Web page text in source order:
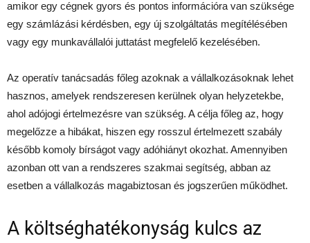
amikor egy cégnek gyors és pontos információra van szüksége
egy számlázási kérdésben, egy új szolgáltatás megítélésében
vagy egy munkavállalói juttatást megfelelő kezelésében.
Az operatív tanácsadás főleg azoknak a vállalkozásoknak lehet
hasznos, amelyek rendszeresen kerülnek olyan helyzetekbe,
ahol adójogi értelmezésre van szükség. A célja főleg az, hogy
megelőzze a hibákat, hiszen egy rosszul értelmezett szabály
később komoly bírságot vagy adóhiányt okozhat. Amennyiben
azonban ott van a rendszeres szakmai segítség, abban az
esetben a vállalkozás magabiztosan és jogszerűen működhet.
A költséghatékonyság kulcs az